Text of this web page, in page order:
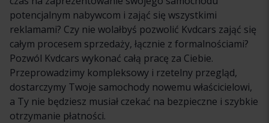
potencjalnym nabywcom i zająć się wszystkimi
reklamami? Czy nie wolałbyś pozwolić Kvdcars zająć się
całym procesem sprzedaży, łącznie z formalnościami?
Pozwól Kvdcars wykonać całą pracę za Ciebie.
Przeprowadzimy kompleksowy i rzetelny przegląd,
dostarczymy Twoje samochody nowemu właścicielowi,
a Ty nie będziesz musiał czekać na bezpieczne i szybkie
otrzymanie płatności.